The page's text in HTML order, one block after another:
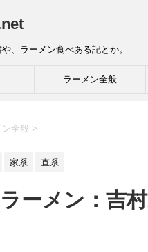
、ラーメン食べある記とか。
ラーメン全般
全般 >
家系 直系
ーメン：吉